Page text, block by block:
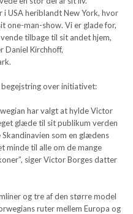
USA heriblandt New York, hvor
one-man-show. Vi er glade for,
tilbage til sit andet hjem,
Daniel Kirchhoff,
over initiativet:
har valgt at hylde Victor
glæde til sit publikum verden
som en glædens
minde til alle om de mange
siger Victor Borges datter
og tre af den større model
ruter mellem Europa og